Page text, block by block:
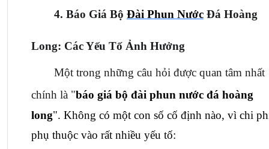
4. Báo Giá Bộ Đài Phun Nước Đá Hoàng
Long: Các Yếu Tố Ảnh Hưởng
Một trong những câu hỏi được quan tâm nhất
chính là "báo giá bộ đài phun nước đá hoàng
long". Không có một con số cố định nào, vì chi
phụ thuộc vào rất nhiều yếu tố: